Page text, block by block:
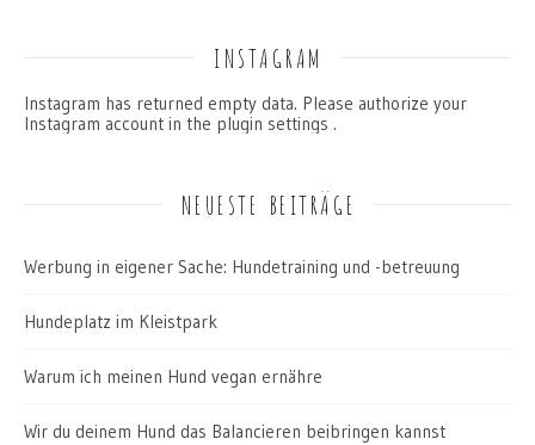
INSTAGRAM
Instagram has returned empty data. Please authorize your
Instagram account in the plugin settings .
NEUESTE BEITRÄGE
Werbung in eigener Sache: Hundetraining und -betreuung
Hundeplatz im Kleistpark
Warum ich meinen Hund vegan ernähre
Wir du deinem Hund das Balancieren beibringen kannst